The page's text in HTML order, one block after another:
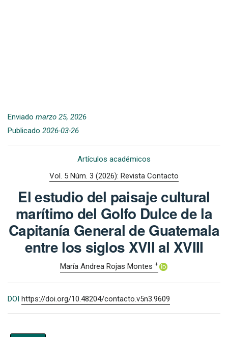
Enviado marzo 25, 2026
Publicado 2026-03-26
Artículos académicos
Vol. 5 Núm. 3 (2026): Revista Contacto
El estudio del paisaje cultural
marítimo del Golfo Dulce de la
Capitanía General de Guatemala
entre los siglos XVII al XVIII
María Andrea Rojas Montes +
DOI https://doi.org/10.48204/contacto.v5n3.9609